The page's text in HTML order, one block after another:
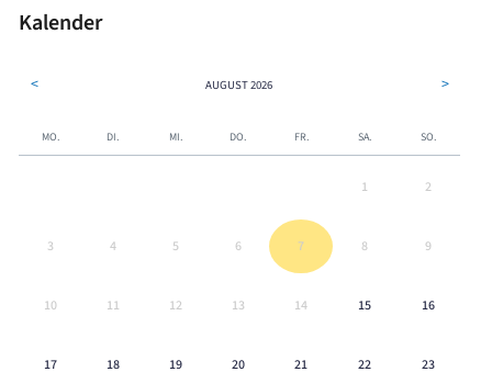
Kalender
< AUGUST2026 >
MO. DI. MI. DO. FR. SA. SO.
1 2
3 4 5 6 7 8 9
10 11 12 13 14 15 16
17 18 19 20 21 22 23